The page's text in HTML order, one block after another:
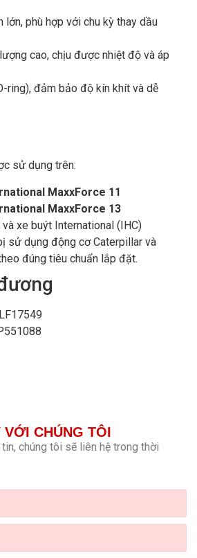
lớn, phù hợp với chu kỳ thay dầu
cao, chịu được nhiệt độ và áp
ring), đảm bảo độ kín khít và dễ
sử dụng trên:
MaxxForce 11
MaxxForce 13
xe buýt International (IHC)
sử dụng động cơ Caterpillar và
đúng tiêu chuẩn lắp đặt.
LF17549
VỚI CHÚNG TÔI
chúng tôi sẽ liên hệ trong thời